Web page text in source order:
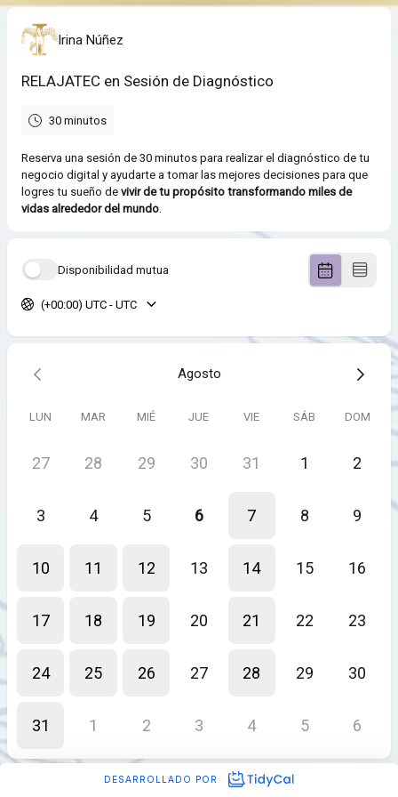
Irina Núñez
RELAJATEC en Sesión de Diagnóstico
30 minutos
Reserva una sesión de 30 minutos para realizar el diagnóstico de tu
negocio digital y ayudarte a tomar las mejores decisiones para que
logres tu sueño de vivir de tu propósito transformando miles de
vidas alrededor del mundo.
Disponibilidad mutua
(+00:00) UTC - UTC
Agosto
LUN MAR MIÉ JUE VIE SÁB DOM
27 28 29 30 31 1 2
3 4 5 6 7 8 9
10 11 12 13 14 15 16
17 18 19 20 21 22 23
24 25 26 27 28 29 30
31 1 2 3 4 5 6
DESARROLLADO POR